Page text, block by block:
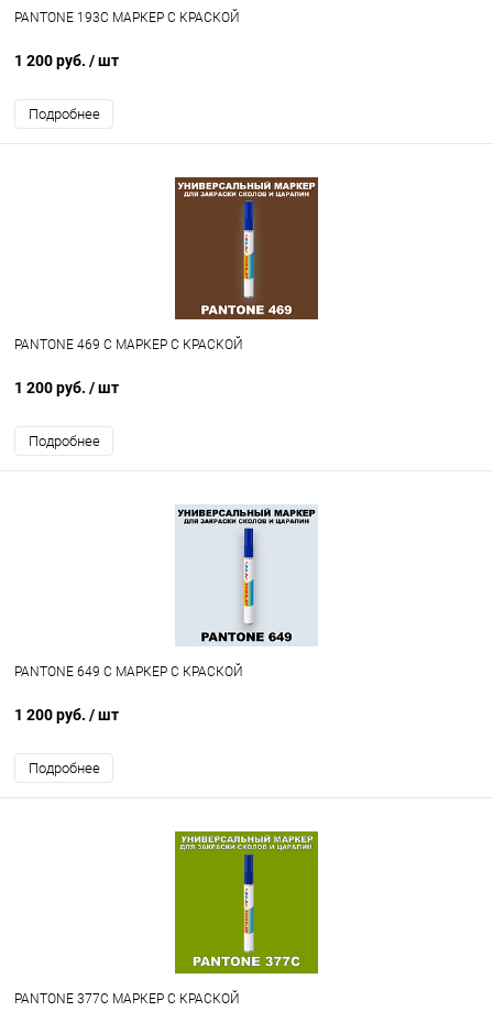
PANTONE 193C МАРКЕР С КРАСКОЙ
1 200 руб. / шт
Подробнее
PANTONE 469 C МАРКЕР С КРАСКОЙ
1 200 руб. / шт
Подробнее
PANTONE 649 C МАРКЕР С КРАСКОЙ
1 200 руб. / шт
Подробнее
PANTONE 377C МАРКЕР С КРАСКОЙ